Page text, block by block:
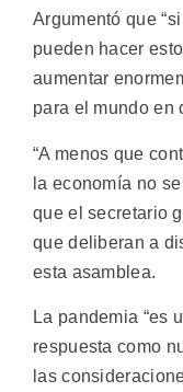
Argumentó que
pueden hacer
aumentar
para el mundo en
“A menos que
la economía no
que el secretario
que deliberan a
esta asamblea.
La pandemia “es
respuesta como
las